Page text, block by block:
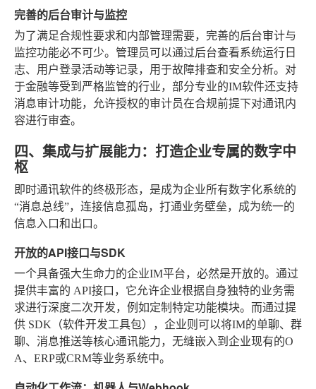
完善的后台审计与监控
为了满足合规性要求和内部管理需要，完善的后台审计与
监控功能必不可少。管理员可以通过后台查看系统运行日
志、用户登录活动等记录，用于故障排查和安全分析。对
于金融等受到严格监管的行业，部分专业的IM软件还支持
消息审计功能，允许授权的审计员在合规前提下对通讯内
容进行审查。
四、集成与扩展能力：打造企业专属的数字中
枢
即时通讯软件的终极形态，是成为企业所有数字化系统的
“消息总线”，连接信息孤岛，打通业务壁垒，成为统一的
信息入口和出口。
开放的API接口与SDK
一个具备强大生命力的企业IM平台，必然是开放的。通过
提供丰富的 API接口 ，它允许企业根据自身独特的业务需
求进行深度二次开发，例如定制特定功能模块。而通过提
供 SDK（软件开发工具包）
，企业则可以将IM的单聊、群
聊、消息推送等核心通讯能力，无缝嵌入到企业现有的O
A、ERP或CRM等业务系统中。